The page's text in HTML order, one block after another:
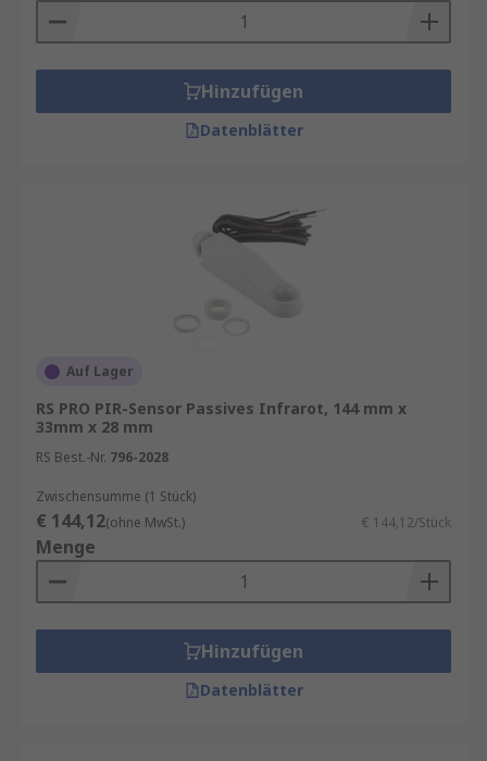
Hinzufügen
Datenblätter
Auf Lager
RS PRO PIR-Sensor Passives Infrarot, 144 mm x
33mm x 28 mm
RS Best.-Nr. 796-2028
Zwischensumme (1 Stück)
€ 144,12(ohne MwSt.) € 144,12/Stück
Menge
Hinzufügen
Datenblätter